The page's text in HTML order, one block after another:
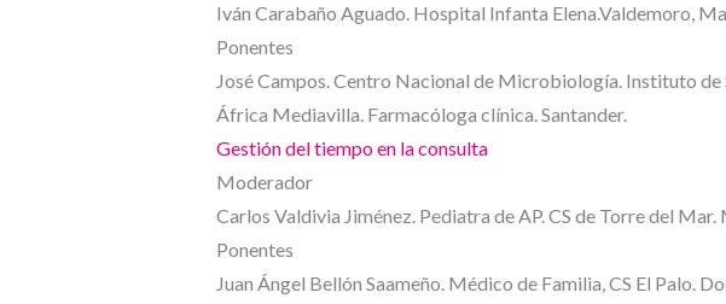
Iván Carabaño Aguado. Hospital Infanta Elena.Valdemoro,
Ponentes
José Campos. Centro Nacional de Microbiología. Instituto
África Mediavilla. Farmacóloga clínica. Santander.
Gestión del tiempo en la consulta
Moderador
Carlos Valdivia Jiménez. Pediatra de AP. CS de Torre del Mar.
Ponentes
Juan Ángel Bellón Saameño. Médico de Familia, CS El